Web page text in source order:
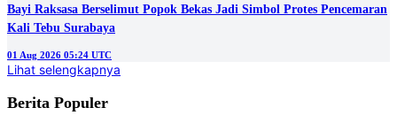
Bayi Raksasa Berselimut Popok Bekas Jadi Simbol Protes Pencemaran
Kali Tebu Surabaya
01 Aug 2026 05:24 UTC
Lihat selengkapnya
Berita Populer